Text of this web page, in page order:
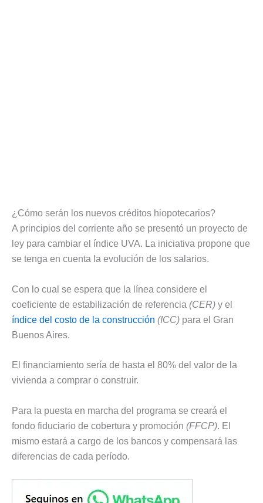
¿Cómo serán los nuevos créditos hiopotecarios?
A principios del corriente año se presentó un proyecto de
ley para cambiar el índice UVA. La iniciativa propone que
se tenga en cuenta la evolución de los salarios.
Con lo cual se espera que la línea considere el
coeficiente de estabilización de referencia (CER) y el
índice del costo de la construcción (ICC) para el Gran
Buenos Aires.
El financiamiento sería de hasta el 80% del valor de la
vivienda a comprar o construir.
Para la puesta en marcha del programa se creará el
fondo fiduciario de cobertura y promoción (FFCP). El
mismo estará a cargo de los bancos y compensará las
diferencias de cada período.